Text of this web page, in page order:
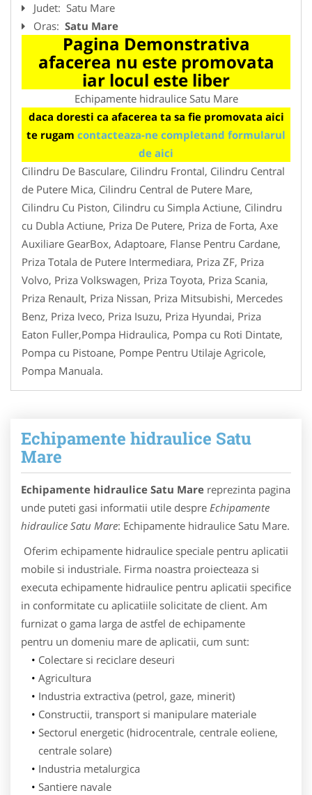
Judet: Satu Mare
Oras: Satu Mare
Pagina Demonstrativa
afacerea nu este promovata
iar locul este liber
Echipamente hidraulice Satu Mare
daca doresti ca afacerea ta sa fie promovata aici
te rugam contacteaza-ne completand formularul
de aici
Cilindru De Basculare, Cilindru Frontal, Cilindru Central
de Putere Mica, Cilindru Central de Putere Mare,
Cilindru Cu Piston, Cilindru cu Simpla Actiune, Cilindru
cu Dubla Actiune, Priza De Putere, Priza de Forta, Axe
Auxiliare GearBox, Adaptoare, Flanse Pentru Cardane,
Priza Totala de Putere Intermediara, Priza ZF, Priza
Volvo, Priza Volkswagen, Priza Toyota, Priza Scania,
Priza Renault, Priza Nissan, Priza Mitsubishi, Mercedes
Benz, Priza Iveco, Priza Isuzu, Priza Hyundai, Priza
Eaton Fuller,Pompa Hidraulica, Pompa cu Roti Dintate,
Pompa cu Pistoane, Pompe Pentru Utilaje Agricole,
Pompa Manuala.
Echipamente hidraulice Satu
Mare
Echipamente hidraulice Satu Mare reprezinta pagina
unde puteti gasi informatii utile despre Echipamente
hidraulice Satu Mare: Echipamente hidraulice Satu Mare.
Oferim echipamente hidraulice speciale pentru aplicatii
mobile si industriale. Firma noastra proiecteaza si
executa echipamente hidraulice pentru aplicatii specifice
in conformitate cu aplicatiile solicitate de client. Am
furnizat o gama larga de astfel de echipamente
pentru un domeniu mare de aplicatii, cum sunt:
Colectare si reciclare deseuri
Agricultura
Industria extractiva (petrol, gaze, minerit)
Constructii, transport si manipulare materiale
Sectorul energetic (hidrocentrale, centrale eoliene,
centrale solare)
Industria metalurgica
Santiere navale